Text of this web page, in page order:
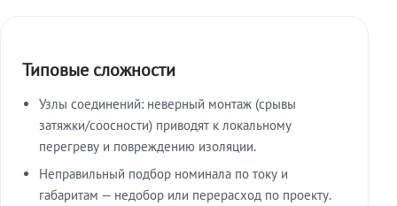
Типовые сложности
Узлы соединений: неверный монтаж (срывы
затяжки/соосности) приводят к локальному
перегреву и повреждению изоляции.
Неправильный подбор номинала по току и
габаритам — недобор или перерасход по проекту.